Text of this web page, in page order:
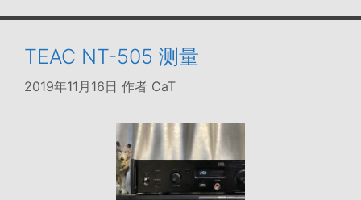
TEAC NT-505 测量
2019年11月16日 作者 CaT